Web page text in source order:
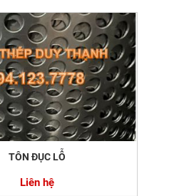
TÔN ĐỤC LỖ
Liên hệ